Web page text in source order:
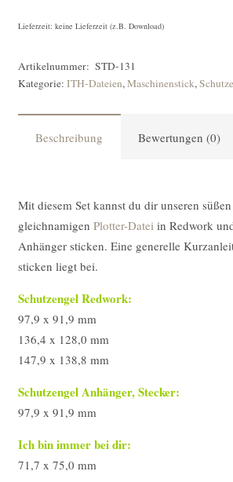
Lieferzeit: keine Lieferzeit (z.B. Download)
Artikelnummer: STD-131
Kategorie: ITH-Dateien,Maschinenstick,
Beschreibung Bewertungen (0)
Mit diesem Set kannst du dir unseren
gleichnamigen Plotter-Datei in Redwork
Anhänger sticken. Eine generelle
sticken liegt bei.
Schutzengel Redwork:
97,9 x 91,9 mm
136,4 x 128,0 mm
147,9 x 138,8 mm
Schutzengel Anhänger, Stecker:
97,9 x 91,9 mm
Ich bin immer bei dir:
71,7 x 75,0 mm